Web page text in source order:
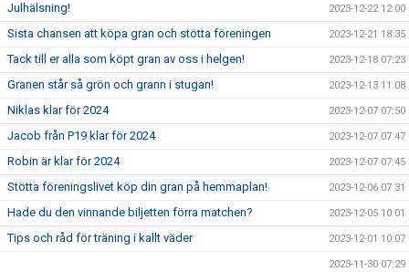
Julhälsning! 2023-12-22 12:00
Sista chansen att köpa gran och stötta föreningen 2023-12-21 18:35
Tack till er alla som köpt gran av oss i helgen! 2023-12-18 07:23
Granen står så grön och grann i stugan! 2023-12-13 11:08
Niklas klar för 2024 2023-12-07 07:50
Jacob från P19 klar för 2024 2023-12-07 07:47
Robin är klar för 2024 2023-12-07 07:45
Stötta föreningslivet köp din gran på hemmaplan! 2023-12-06 07:31
Hade du den vinnande biljetten förra matchen? 2023-12-05 10:01
Tips och råd för träning i kallt väder 2023-12-01 10:07
2023-11-30 07:29